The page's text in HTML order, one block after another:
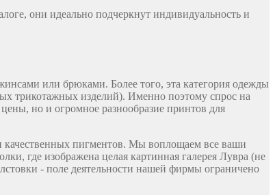
они идеально подчеркнут индивидуальность и
или брюками. Более того, эта категория одежды
трикотажных изделий). Именно поэтому спрос на
но и огромное разнообразие принтов для
качественных пигментов. Мы воплощаем все ваши
где изображена целая картинная галерея Лувра (не
- поле деятельности нашей фирмы ограничено